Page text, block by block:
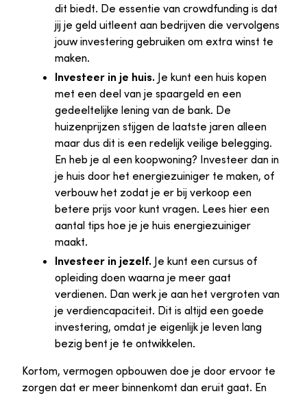
dit biedt. De essentie van crowdfunding is dat
jij je geld uitleent aan bedrijven die vervolgens
jouw investering gebruiken om extra winst te
maken.
Investeer in je huis. Je kunt een huis kopen
met een deel van je spaargeld en een
gedeeltelijke lening van de bank. De
huizenprijzen stijgen de laatste jaren alleen
maar dus dit is een redelijk veilige belegging.
En heb je al een koopwoning? Investeer dan in
je huis door het energiezuiniger te maken, of
verbouw het zodat je er bij verkoop een
betere prijs voor kunt vragen. Lees hier een
aantal tips hoe je je huis energiezuiniger
maakt.
Investeer in jezelf. Je kunt een cursus of
opleiding doen waarna je meer gaat
verdienen. Dan werk je aan het vergroten van
je verdiencapaciteit. Dit is altijd een goede
investering, omdat je eigenlijk je leven lang
bezig bent je te ontwikkelen.
Kortom, vermogen opbouwen doe je door ervoor te
zorgen dat er meer binnenkomt dan eruit gaat. En